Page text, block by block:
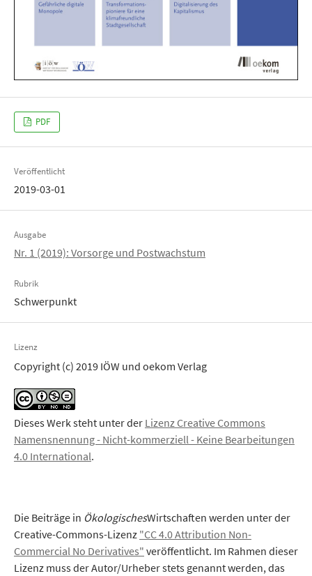
PDF
Veröffentlicht
2019-03-01
Ausgabe
Nr. 1 (2019): Vorsorge und Postwachstum
Rubrik
Schwerpunkt
Lizenz
Copyright (c) 2019 IÖW und oekom Verlag
Dieses Werk steht unter der Lizenz Creative Commons
Namensnennung - Nicht-kommerziell - Keine Bearbeitungen
4.0 International.
Die Beiträge in ÖkologischesWirtschaften werden unter der
Creative-Commons-Lizenz "CC 4.0 Attribution Non-
Commercial No Derivatives" veröffentlicht. Im Rahmen dieser
Lizenz muss der Autor/Urheber stets genannt werden, das